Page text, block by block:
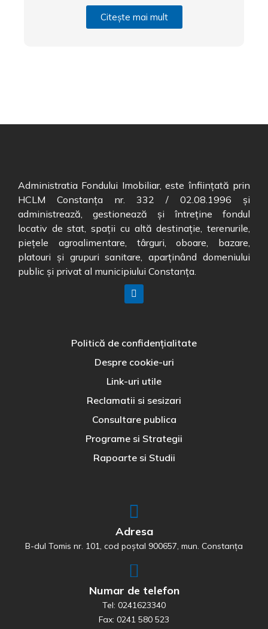
Citește mai mult
Administratia Fondului Imobiliar, este înființată prin
HCLM Constanța nr. 332 / 02.08.1996 și
administrează, gestionează și întreține fondul
locativ de stat, spații cu altă destinație, terenurile,
piețele agroalimentare, târguri, oboare, bazare,
platouri și grupuri sanitare, aparținând domeniului
public și privat al municipiului Constanța.
Politică de confidențialitate
Despre cookie-uri
Link-uri utile
Reclamatii si sesizari
Consultare publica
Programe si Strategii
Rapoarte si Studii
Adresa
B-dul Tomis nr. 101, cod poștal 900657, mun. Constanța
Numar de telefon
Tel: 0241623340
Fax: 0241 580 523